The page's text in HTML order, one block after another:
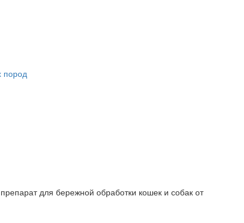
пород
для бережной обработки кошек и собак от